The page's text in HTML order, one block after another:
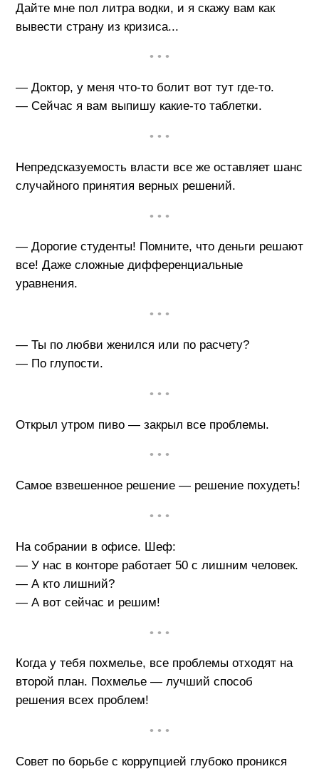
Дайте мне пол литра водки, и я скажу вам как
вывести страну из кризиса...
• • •
— Доктор, у меня что-то болит вот тут где-то.
— Сейчас я вам выпишу какие-то таблетки.
• • •
Непредсказуемость власти все же оставляет шанс
случайного принятия верных решений.
• • •
— Дорогие студенты! Помните, что деньги решают
все! Даже сложные дифференциальные
уравнения.
• • •
— Ты по любви женился или по расчету?
— По глупости.
• • •
Открыл утром пиво — закрыл все проблемы.
• • •
Самое взвешенное решение — решение похудеть!
• • •
На собрании в офисе. Шеф:
— У нас в конторе работает 50 с лишним человек.
— А кто лишний?
— А вот сейчас и решим!
• • •
Когда у тебя похмелье, все проблемы отходят на
второй план. Похмелье — лучший способ
решения всех проблем!
• • •
Совет по борьбе с коррупцией глубоко проникся